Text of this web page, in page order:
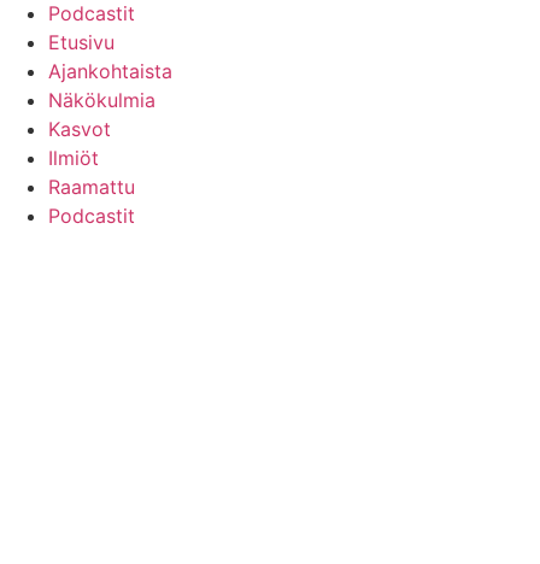
Podcastit
Etusivu
Ajankohtaista
Näkökulmia
Kasvot
Ilmiöt
Raamattu
Podcastit